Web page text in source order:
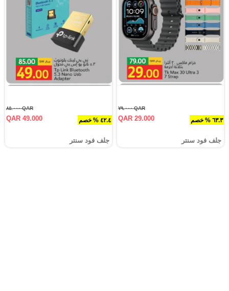
٦٣.٣ % خصم
QAR ٧٩.٠٠٠
QAR 29.000
جلف فود سنتر
٤٢.٤ % خصم
QAR ٨٥.٠٠٠
QAR 49.000
جلف فود سنتر